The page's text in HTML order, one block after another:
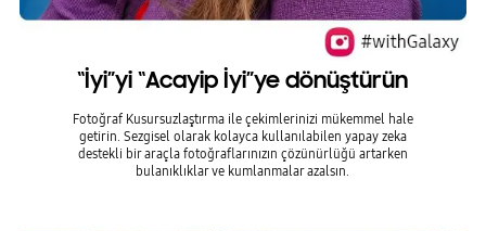
“İyi”yi “Acayip İyi”ye dönüştürün
Fotoğraf Kusursuzlaştırma ile çekimlerinizi mükemmel hale
getirin. Sezgisel olarak kolayca kullanılabilen yapay zeka
destekli bir araçla fotoğraflarınızın çözünürlüğü artarken
bulanıklıklar ve kumlanmalar azalsın.